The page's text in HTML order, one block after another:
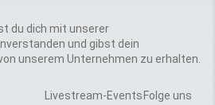
du dich mit unserer
und gibst dein
unserem Unternehmen zu erhalten.
Livestream-Events Folge uns